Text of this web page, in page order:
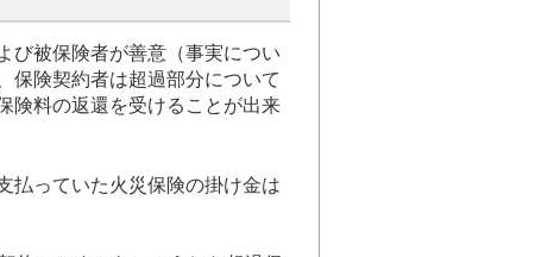
び被保険者が善意（事実につい
保険契約者は超過部分について
険料の返還を受けることが出来
払っていた火災保険の掛け金は